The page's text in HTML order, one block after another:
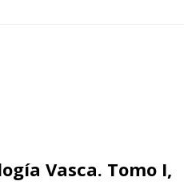
Vasca. Tomo I,